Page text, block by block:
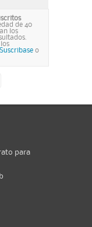
de 40
los
Suscribase o
para